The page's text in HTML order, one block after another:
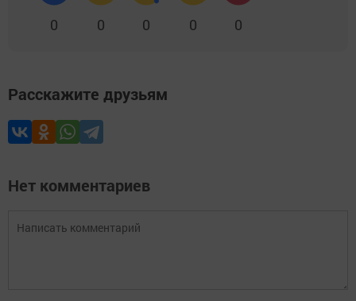
0 0 0 0 0
Расскажите друзьям
Нет комментариев